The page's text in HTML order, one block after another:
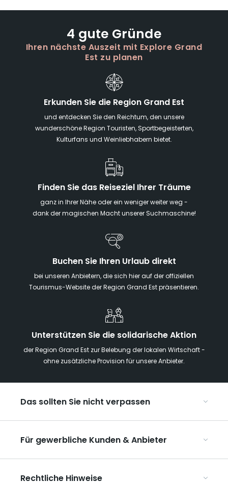
4 gute Gründe
Ihren nächste Auszeit mit Explore Grand
Est zu planen
Erkunden Sie die Region Grand Est
und entdecken Sie den Reichtum, den unsere
wunderschöne Region Touristen, Sportbegeisterten,
Kulturfans und Weinliebhabern bietet.
Finden Sie das Reiseziel Ihrer Träume
ganz in Ihrer Nähe oder ein weniger weiter weg -
dank der magischen Macht unserer Suchmaschine!
Buchen Sie Ihren Urlaub direkt
bei unseren Anbietern, die sich hier auf der offiziellen
Tourismus-Website der Region Grand Est präsentieren.
Unterstützen Sie die solidarische Aktion
der Region Grand Est zur Belebung der lokalen Wirtschaft -
ohne zusätzliche Provision für unsere Anbieter.
Das sollten Sie nicht verpassen
Die Weihnachtsmärkte im Grand Est
Ribeauvillé, zwischen Weinbergen und Bergen
Unsere UNESCO-Welterbestätten
Für gewerbliche Kunden & Anbieter
Rechtliche Hinweise